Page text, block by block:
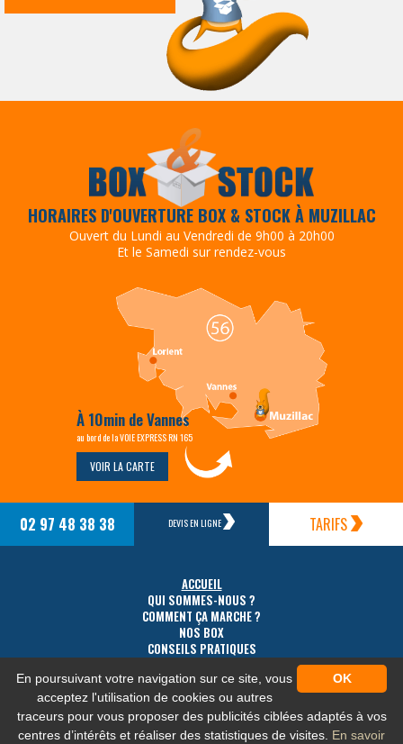
02 97 48 38 38 DEVIS EN LIGNE TARIFS
HORAIRES D'OUVERTURE BOX & STOCK À MUZILLAC
Ouvert du Lundi au Vendredi de 9h00 à 20h00
Et le Samedi sur rendez-vous
À 10min de Vannes
au bord de la VOIE EXPRESS RN 165
VOIR LA CARTE
ACCUEIL
QUI SOMMES-NOUS ?
COMMENT ÇA MARCHE ?
NOS BOX
CONSEILS PRATIQUES
ACCÈS
CONTACT
MENTIONS LÉGALES-PLAN DU SITE-PROTECTION DES DONNÉES PERSONNELLES -NOS FLUX RSS
OK
En poursuivant votre navigation sur ce site, vous
acceptez l'utilisation de cookies ou autres
traceurs pour vous proposer des publicités ciblées adaptés à vos
centres d’intérêts et réaliser des statistiques de visites. En savoir